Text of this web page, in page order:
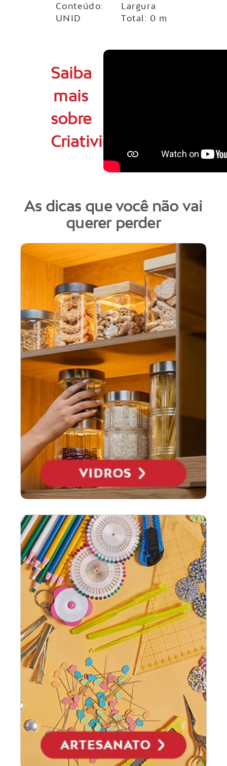
Conteúdo:
UNID
Largura
Total: 0 m
Saiba
mais
sobre
Criatividade
As dicas que você não vai
querer perder